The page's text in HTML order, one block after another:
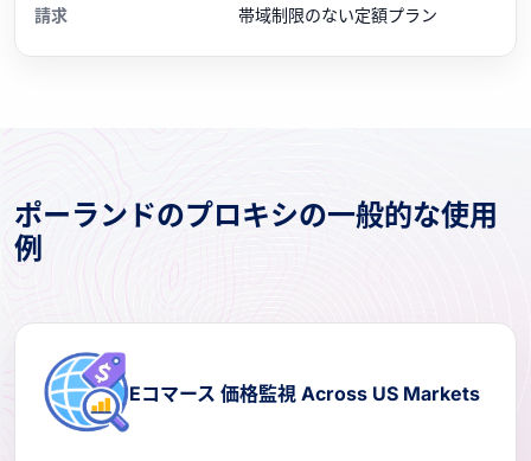
請求 帯域制限のない定額プラン
ポーランドのプロキシの一般的な使用
例
Eコマース 価格監視 Across US Markets